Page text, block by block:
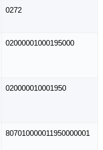
0272
02000001000195000
020000010001950
807010000011950000001